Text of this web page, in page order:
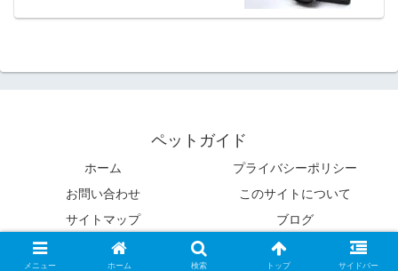
ペットガイド
ホーム
プライバシーポリシー
お問い合わせ
このサイトについて
サイトマップ
ブログ
Copyright © 2020 ペットガイド All Rights Reserved.
メニュー ホーム 検索 トップ サイドバー